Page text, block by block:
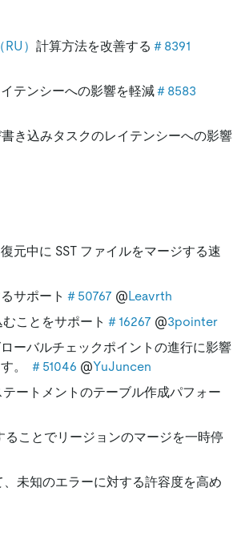
） 計算方法を改善する ＃8391
テンシーへの影響を軽減＃8583
き込みタスクのレイテンシーへの影響
元中に SST ファイルをマージする速
サポート ＃50767 @Leavrth
ことをサポート ＃16267 @3pointer
ーバルチェックポイントの進行に影響
。
＃51046 @YuJuncen
テートメントのテーブル作成パフォー
ることでリージョンのマージを一時停
未知のエラーに対する許容度を高め